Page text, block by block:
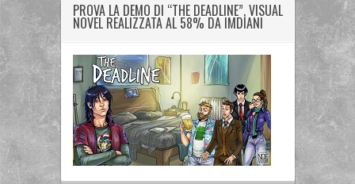
PROVA LA DEMO DI “THE DEADLINE”, VISUAL
NOVEL REALIZZATA AL 58% DA IMDIANI